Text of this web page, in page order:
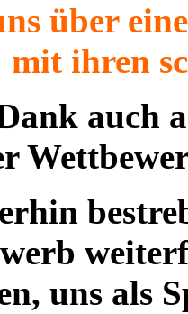
über
mit ihren
auch
uns als